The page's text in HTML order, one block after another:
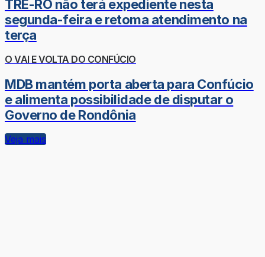
TRE-RO não terá expediente nesta
segunda-feira e retoma atendimento na
terça
O VAI E VOLTA DO CONFÚCIO
MDB mantém porta aberta para Confúcio
e alimenta possibilidade de disputar o
Governo de Rondônia
Veja mais